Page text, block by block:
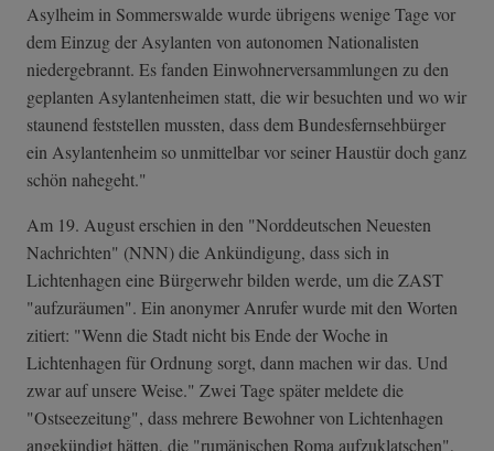
Asylheim in Sommerswalde wurde übrigens wenige Tage vor
dem Einzug der Asylanten von autonomen Nationalisten
niedergebrannt. Es fanden Einwohnerversammlungen zu den
geplanten Asylantenheimen statt, die wir besuchten und wo wir
staunend feststellen mussten, dass dem Bundesfernsehbürger
ein Asylantenheim so unmittelbar vor seiner Haustür doch ganz
schön nahegeht."
Am 19. August erschien in den "Norddeutschen Neuesten
Nachrichten" (NNN) die Ankündigung, dass sich in
Lichtenhagen eine Bürgerwehr bilden werde, um die ZAST
"aufzuräumen". Ein anonymer Anrufer wurde mit den Worten
zitiert: "Wenn die Stadt nicht bis Ende der Woche in
Lichtenhagen für Ordnung sorgt, dann machen wir das. Und
zwar auf unsere Weise." Zwei Tage später meldete die
"Ostseezeitung", dass mehrere Bewohner von Lichtenhagen
angekündigt hätten, die "rumänischen Roma aufzuklatschen",